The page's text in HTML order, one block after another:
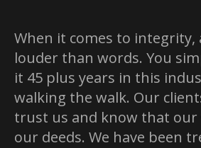
When it comes to integrity,
louder than words. You
it 45 plus years in this
walking the walk. Our
trust us and know that our
our deeds. We have been